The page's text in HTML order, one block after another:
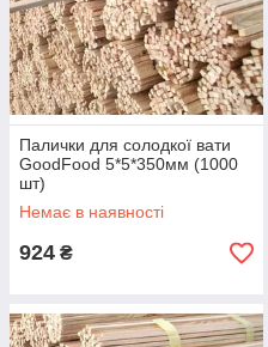
Палички для солодкої вати
GoodFood 5*5*350мм (1000
шт)
Немає в наявності
924 ₴